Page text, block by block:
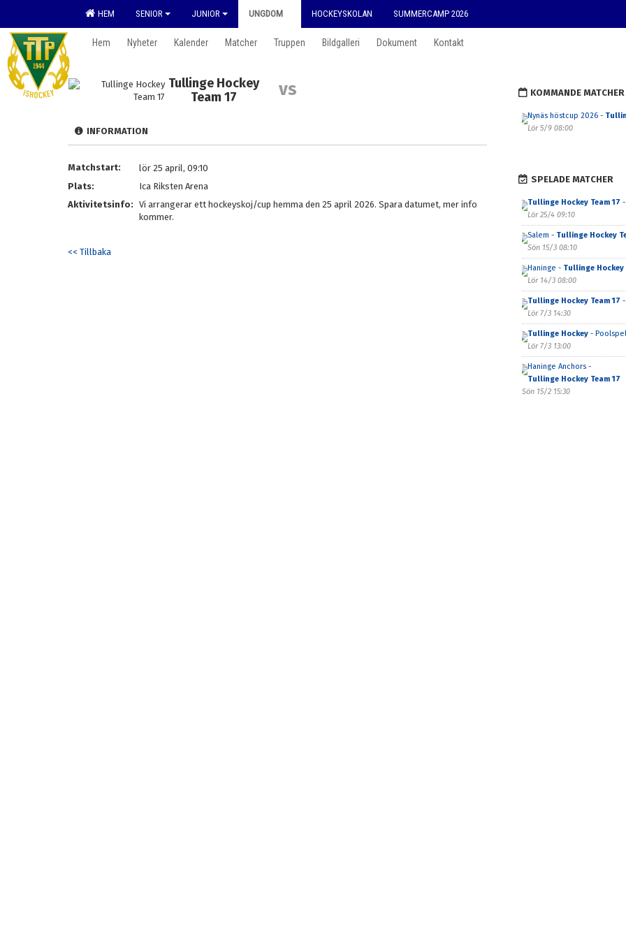
HEM SENIOR JUNIOR UNGDOM HOCKEYSKOLAN SUMMERCAMP 2026
Hem Nyheter Kalender Matcher Truppen Bildgalleri Dokument Kontakt
Tullinge Hockey
Team 17
vs
INFORMATION
Matchstart:
lör 25 april, 09:10
Plats:
Ica Riksten Arena
Aktivitetsinfo: Vi arrangerar ett hockeyskoj/cup hemma den 25 april 2026. Spara datumet, mer info
kommer.
<< Tillbaka
KOMMANDE MATCHER
Nynäs höstcup 2026 -
Lör 5/9 08:00
SPELADE MATCHER
Tullinge Hockey Team 17 -
Lör 25/4 09:10
Salem - Tullinge Hockey
Sön 15/3 08:10
Haninge - Tullinge Hockey
Lör 14/3 08:00
Tullinge Hockey Team 17
Lör 7/3 14:30
Tullinge Hockey-
Lör 7/3 13:00
Haninge Anchors -
Tullinge Hockey Team 17
Sön 15/2 15:30